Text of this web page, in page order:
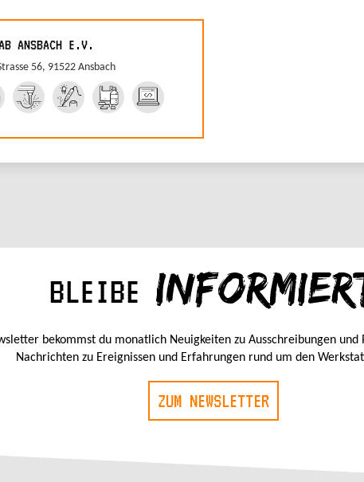
ANSBACH E.V.
56, 91522 Ansbach
BLEIBE
bekommst du monatlich Neuigkeiten zu Ausschreibungen und
Nachrichten zu Ereignissen und Erfahrungen rund um den
ZUM NEWSLETTER